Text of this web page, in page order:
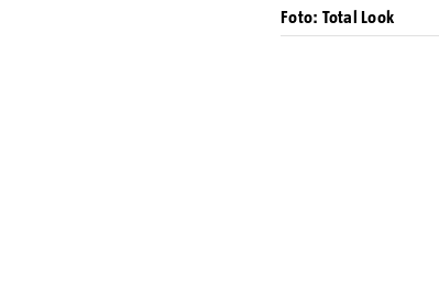
Foto: Total Look